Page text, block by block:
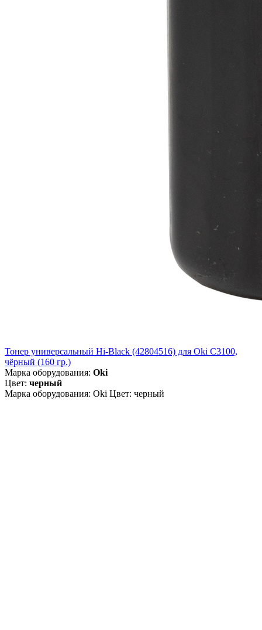
Тонер универсальный Hi-Black (42804516) для Oki С3100,
чёрный (160 гр.)
Марка оборудования: Oki
Цвет: черный
Марка оборудования: Oki Цвет: черный